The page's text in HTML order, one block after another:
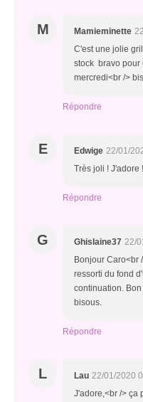
M Mamieminette
C'est une jolie
stock bravo pour
mercredi<br />
Répondre
E Edwige 22/01/
Très joli ! J'adore
Répondre
G Ghislaine37 22/
Bonjour Caro<br
ressorti du fond
continuation.
bisous.
Répondre
L Lau 22/01/2020
J'adore,<br /> ça